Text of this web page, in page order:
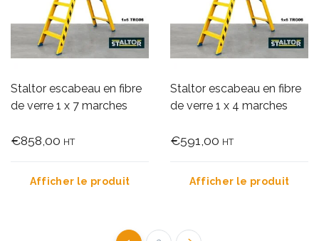
Staltor escabeau en fibre
de verre 1 x 7 marches
€858,00 HT
Afficher le produit
Staltor escabeau en fibre
de verre 1 x 4 marches
€591,00 HT
Afficher le produit